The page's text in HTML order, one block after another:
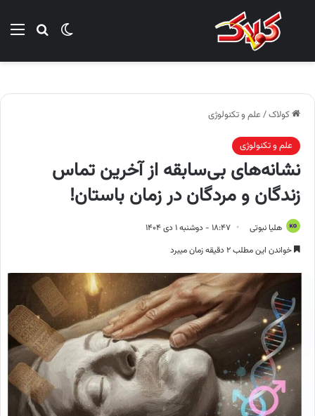
تغییر پوسته
کولاک/علم و تکنولوژی
علم و تکنولوژی
نشانه‌های بی‌سابقه از آخرین تماس
زندگان و مردگان در زمان باستان!
هلیا نبوتی
۱۸:۴۷ - دوشنبه ۱ دی ۱۴۰۴
خواندن این مطلب ۲ دقیقه زمان میبرد